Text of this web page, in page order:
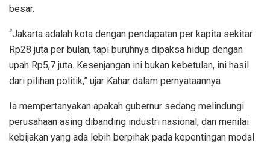
besar.
“Jakarta adalah kota dengan pendapatan per kapita sekitar
Rp28 juta per bulan, tapi buruhnya dipaksa hidup dengan
upah Rp5,7 juta. Kesenjangan ini bukan kebetulan, ini hasil
dari pilihan politik,” ujar Kahar dalam pernyataannya.
Ia mempertanyakan apakah gubernur sedang melindungi
perusahaan asing dibanding industri nasional, dan menilai
kebijakan yang ada lebih berpihak pada kepentingan modal